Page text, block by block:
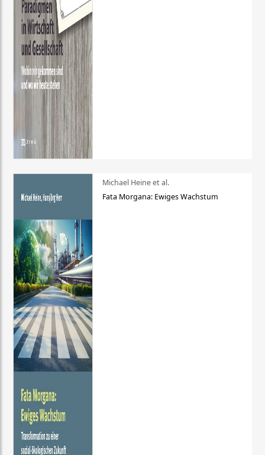
Michael Heine et al.
Fata Morgana: Ewiges Wachstum